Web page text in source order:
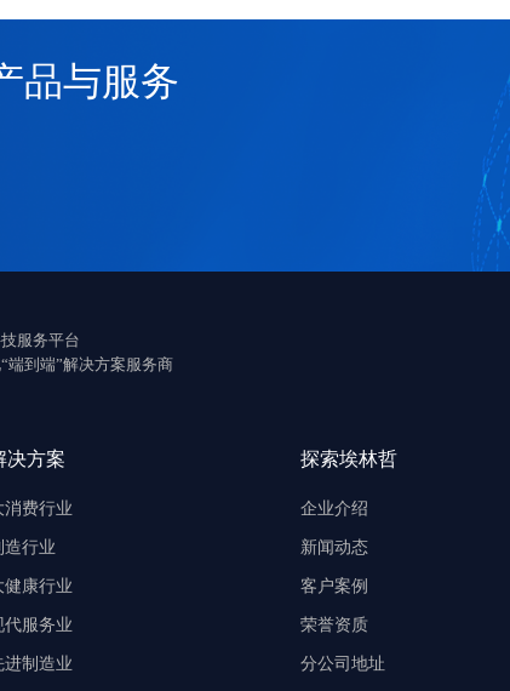
品与服务
服务平台
端到端”解决方案服务商
决方案
消费行业
造行业
健康行业
代服务业
进制造业
探索埃林哲
企业介绍
新闻动态
客户案例
荣誉资质
分公司地址